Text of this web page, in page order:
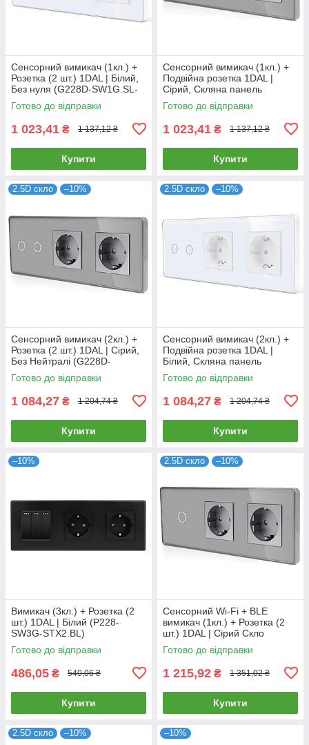
Сенсорний вимикач (1кл.) +
Розетка (2 шт.) 1DAL | Білий,
Без нуля (G228D-SW1G.SL-
STX2.WT)
Готово до відправки
1 023,41 ₴ 1 137,12 ₴
Купити
Сенсорний вимикач (1кл.) +
Подвійна розетка 1DAL |
Сірий, Скляна панель
(G228D-SW1G-STX2.GR)
Готово до відправки
1 023,41 ₴ 1 137,12 ₴
Купити
2.5D скло –10%
Сенсорний вимикач (2кл.) +
Розетка (2 шт.) 1DAL | Сірий,
Без Нейтралі (G228D-
SW2G.SL-STX2.GR)
Готово до відправки
1 084,27 ₴ 1 204,74 ₴
Купити
2.5D скло –10%
Сенсорний вимикач (2кл.) +
Подвійна розетка 1DAL |
Білий, Скляна панель
(G228D-SW2G-STX2.WT)
Готово до відправки
1 084,27 ₴ 1 204,74 ₴
Купити
–10%
Вимикач (3кл.) + Розетка (2
шт.) 1DAL | Білий (P228-
SW3G-STX2.BL)
Готово до відправки
486,05 ₴ 540,06 ₴
Купити
2.5D скло –10%
Сенсорний Wi-Fi + BLE
вимикач (1кл.) + Розетка (2
шт.) 1DAL | Сірий Скло
(G228D-SW1G.WF-STX2.GR)
Готово до відправки
1 215,92 ₴ 1 351,02 ₴
Купити
2.5D скло –10% –10%